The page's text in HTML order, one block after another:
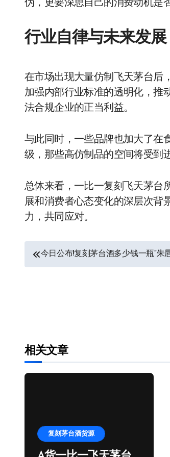
伪，更要深思自己的消费动机是
行业自律与未来发展
在市场出现大量仿制飞天茅台后
加强内部行业标准的透明化，推
法合规企业的正当利益。
与此同时，一些品牌也加大了在
级，那些高仿制品的空间将受到
总体来看，一比一复刻飞天茅台
展和消费者心态变化的深层次背
力，共同应对。
文今日公布!复刻茅台酒多少钱一瓶“朱
相关文章
复刻茅台酒货源